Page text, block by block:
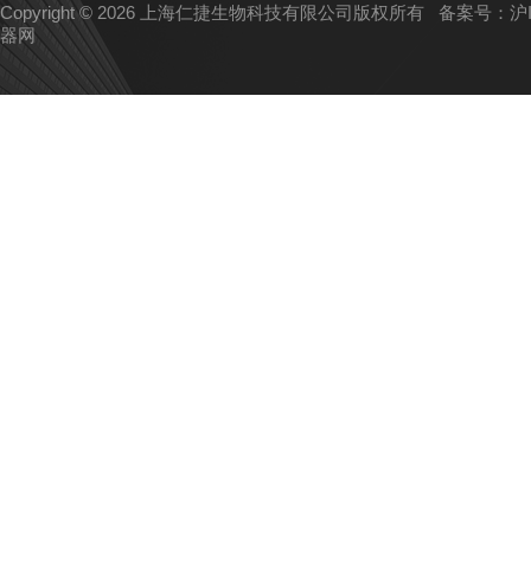
Copyright © 2026 上海仁捷生物科技有限公司版权所有 备案号：
器网